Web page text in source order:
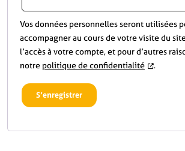
Vos données personnelles seront utilisées
accompagner au cours de votre visite du
l’accès à votre compte, et pour d’autres
notre politique de confidentialité .
S’enregistrer